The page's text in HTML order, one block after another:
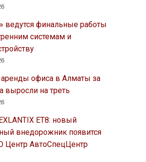
ведутся финальные работы
системам и
аренды офиса в Алматы за
выросли на треть
ET8: новый
внедорожник появится
Центр АвтоСпецЦентр